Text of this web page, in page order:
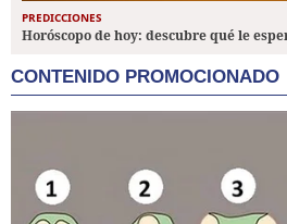
PREDICCIONES
Horóscopo de hoy: descubre qué le
CONTENIDO PROMOCIONADO